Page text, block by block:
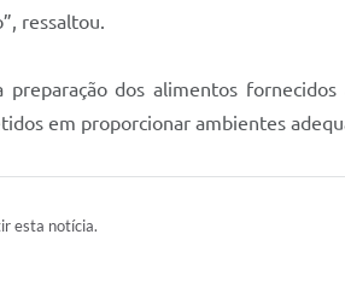
ressaltou.
dos alimentos
em proporcionar ambientes
esta notícia.